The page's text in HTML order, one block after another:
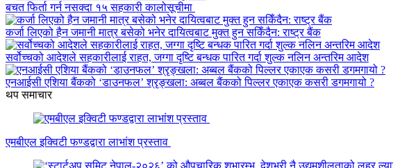
बचत फिर्ता गर्न नसक्दा १५ सहकारी कालोसूचीमा
कर्जा लिएको हैन जमानी मात्र बसेको भनेर दायित्वबाट मुक्त हुन सकिँदैन: राष्ट्र बैंक
सर्वोच्चको आदेशले सहकारीलाई राहत, जग्गा दृष्टि बन्धक पारित गर्दा शुल्क नलिन अन्तरिम आदेश
एनआईसी एशिया बैंकको ‘डाउनफल’ श्रृङ्खला: अब्बल बैंकको पिल्लर एकाएक कसरी डगमगायो ?
थप समाचार
एमबीएल इक्विटी फण्डद्वारा लाभांश प्रस्ताव